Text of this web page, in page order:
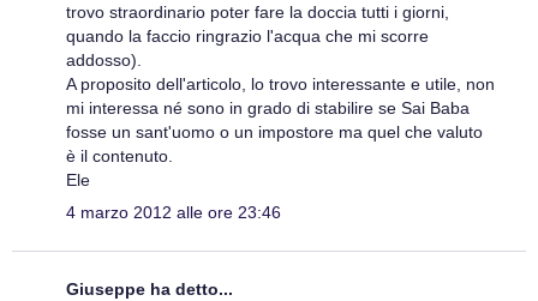
trovo straordinario poter fare la doccia tutti i giorni,
quando la faccio ringrazio l'acqua che mi scorre
addosso).
A proposito dell'articolo, lo trovo interessante e utile, non
mi interessa né sono in grado di stabilire se Sai Baba
fosse un sant'uomo o un impostore ma quel che valuto
è il contenuto.
Ele
4 marzo 2012 alle ore 23:46
Giuseppe ha detto...